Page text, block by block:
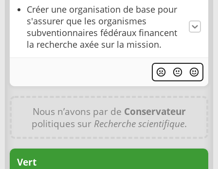
Créer une organisation de base pour
s'assurer que les organismes
subventionnaires fédéraux financent
la recherche axée sur la mission.
Nous n’avons par de Conservateur
politiques sur Recherche scientifique.
Vert